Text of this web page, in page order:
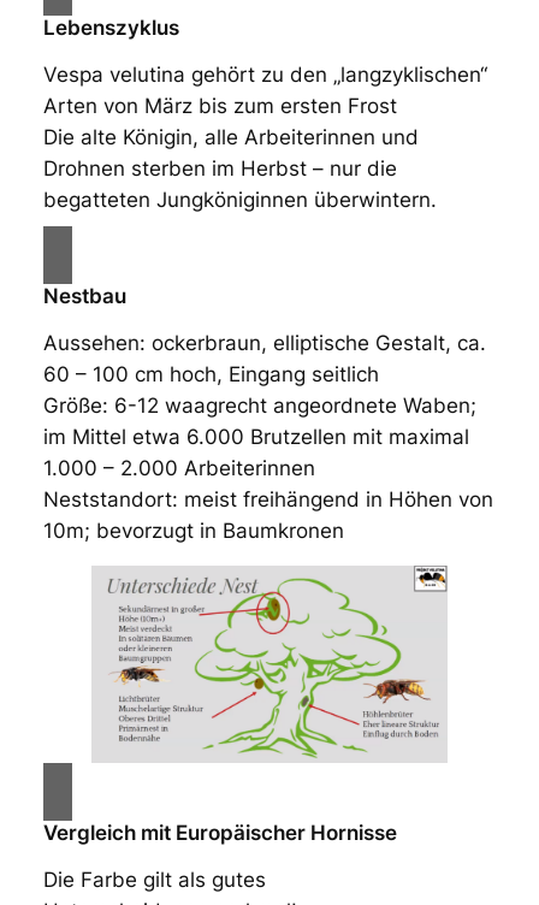
Lebenszyklus
Vespa velutina gehört zu den „langzyklischen“
Arten von März bis zum ersten Frost
Die alte Königin, alle Arbeiterinnen und
Drohnen sterben im Herbst – nur die
begatteten Jungköniginnen überwintern.
Nestbau
Aussehen: ockerbraun, elliptische Gestalt, ca.
60 – 100 cm hoch, Eingang seitlich
Größe: 6-12 waagrecht angeordnete Waben;
im Mittel etwa 6.000 Brutzellen mit maximal
1.000 – 2.000 Arbeiterinnen
Neststandort: meist freihängend in Höhen von
10m; bevorzugt in Baumkronen
Vergleich mit Europäischer Hornisse
Die Farbe gilt als gutes